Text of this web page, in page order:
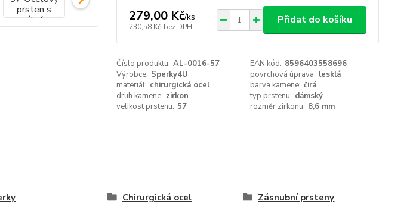
279,00 Kč/ks
230,58 Kč bez DPH
Přidat do košíku
Číslo produktu: AL-0016-57 EAN kód: 8596403558696
Výrobce: Sperky4U povrchová úprava: lesklá
materiál: chirurgická ocel barva kamene: čirá
druh kamene: zirkon typ prstenu: dámský
velikost prstenu: 57 rozměr zirkonu: 8,6 mm
Chirurgická ocel
Zásnubní prsteny